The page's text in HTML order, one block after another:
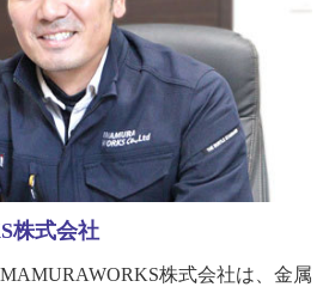
株式会社
株式会社は、金属